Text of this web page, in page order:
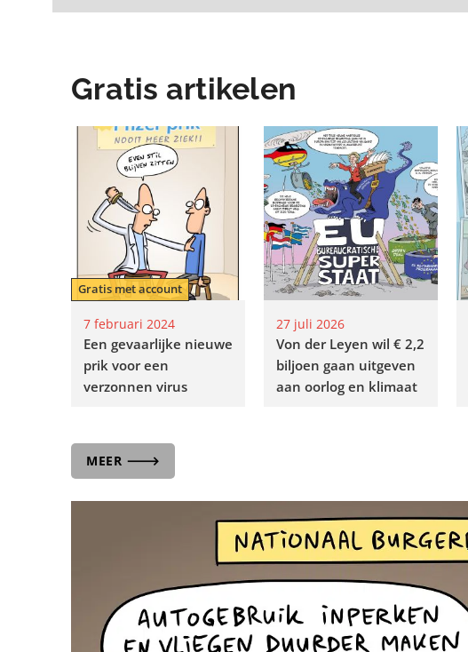
Gratis artikelen
7 februari 2024
Gratis met account
Een gevaarlijke nieuwe
prik voor een
verzonnen virus
27 juli 2026
Von der Leyen wil € 2,2
biljoen gaan uitgeven
aan oorlog en klimaat
MEER 🡒